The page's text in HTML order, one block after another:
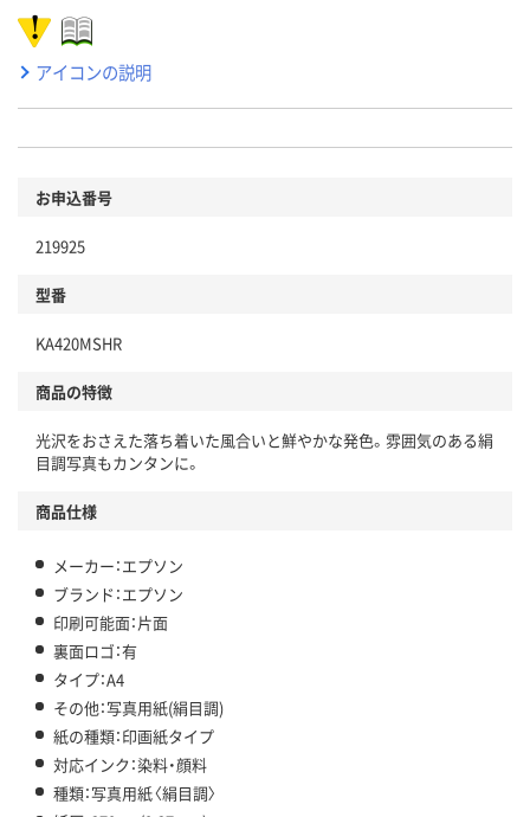
アイコンの説明
お申込番号
219925
型番
KA420MSHR
商品の特徴
光沢をおさえた落ち着いた風合いと鮮やかな発色。雰囲気のある絹
目調写真もカンタンに。
商品仕様
メーカー：エプソン
ブランド：エプソン
印刷可能面：片面
裏面ロゴ：有
タイプ：A4
その他：写真用紙(絹目調)
紙の種類：印画紙タイプ
対応インク：染料・顔料
種類：写真用紙〈絹目調〉